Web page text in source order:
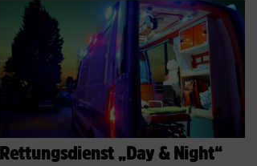
Rettungsdienst „Day & Night“